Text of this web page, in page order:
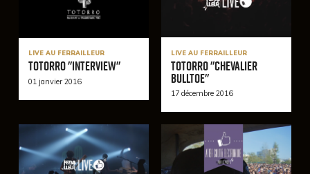
LIVE AU FERRAILLEUR
Totorro "Interview"
01 janvier 2016
LIVE AU FERRAILLEUR
Totorro "Chevalier
Bulltoe"
17 décembre 2016